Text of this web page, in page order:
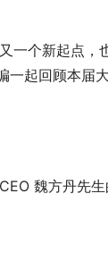
一个新起点，
一起回顾本届
魏方丹先生